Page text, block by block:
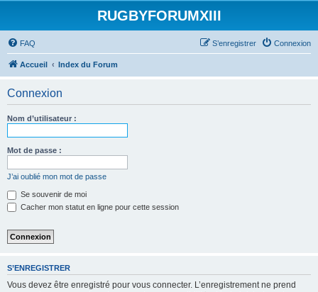
RUGBYFORUMXIII
FAQ Connexion
S’enregistrer
Accueil Index du Forum
Connexion
Nom d’utilisateur :
Mot de passe :
J’ai oublié mon mot de passe
Se souvenir de moi
Cacher mon statut en ligne pour cette session
S’ENREGISTRER
Vous devez être enregistré pour vous connecter. L’enregistrement ne prend